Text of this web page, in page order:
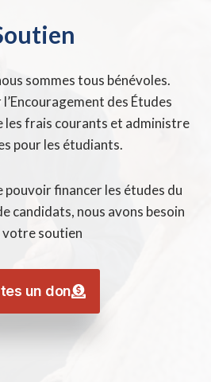
sommes tous bénévoles.
l’Encouragement des Études
les frais courants et administre
pour les étudiants.
financer les études du
candidats, nous avons besoin
votre soutien
un don